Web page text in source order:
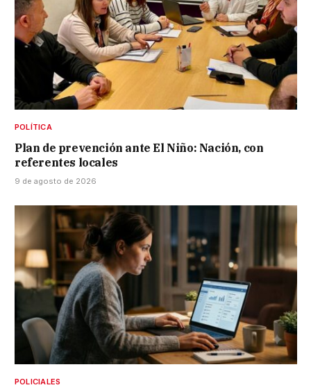
POLÍTICA
Plan de prevención ante El Niño: Nación, con
referentes locales
9 de agosto de 2026
POLICIALES